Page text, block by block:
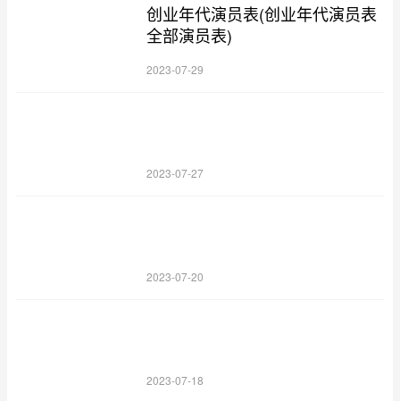
创业年代演员表(创业年代演员表
全部演员表)
2023-07-29
2023-07-27
2023-07-20
2023-07-18